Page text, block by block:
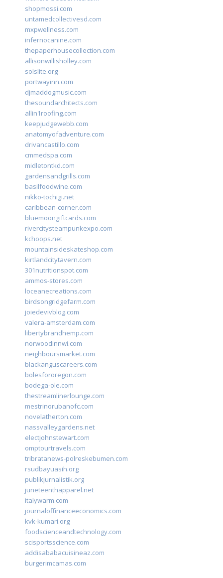
shopmossi.com
untamedcollectivesd.com
mxpwellness.com
infernocanine.com
thepaperhousecollection.com
allisonwillisholley.com
solslite.org
portwayinn.com
djmaddogmusic.com
thesoundarchitects.com
allin1roofing.com
keepjudgewebb.com
anatomyofadventure.com
drivancastillo.com
cmmedspa.com
midletontkd.com
gardensandgrills.com
basilfoodwine.com
nikko-tochigi.net
caribbean-corner.com
bluemoongiftcards.com
rivercitysteampunkexpo.com
kchoops.net
mountainsideskateshop.com
kirtlandcitytavern.com
301nutritionspot.com
ammos-stores.com
loceanecreations.com
birdsongridgefarm.com
joiedevivblog.com
valera-amsterdam.com
libertybrandhemp.com
norwoodinnwi.com
neighboursmarket.com
blackanguscareers.com
bolesfororegon.com
bodega-ole.com
thestreamlinerlounge.com
mestrinorubanofc.com
novelatherton.com
nassvalleygardens.net
electjohnstewart.com
omptourtravels.com
tribratanews-polreskebumen.com
rsudbayuasih.org
publikjurnalistik.org
juneteenthapparel.net
italywarm.com
journaloffinanceeconomics.com
kvk-kumari.org
foodscienceandtechnology.com
scisportsscience.com
addisababacuisineaz.com
burgerimcamas.com